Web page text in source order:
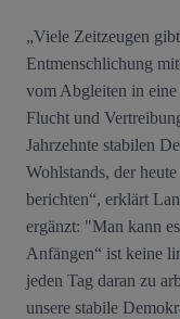
„Viele Zeitzeugen
Entmenschlichung
vom Abgleiten in
Flucht und
Jahrzehnte stabilen
Wohlstands, der
berichten“, erklärt
ergänzt: "Man kann
Anfängen“ ist keine
jeden Tag daran zu
unsere stabile